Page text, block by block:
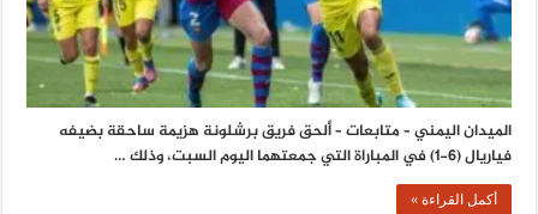
الميدان اليمني – متابعات – ألحق فريق برشلونة هزيمة ساحقة بضيفه
فياريال (6-1) في المباراة التي جمعتهما اليوم السبت، وذلك …
أكمل القراءة »